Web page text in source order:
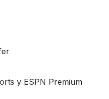
y ESPN Premium